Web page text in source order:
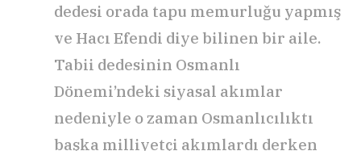
dedesi orada tapu memurluğu yapmış
ve Hacı Efendi diye bilinen bir aile.
Tabii dedesinin Osmanlı
Dönemi’ndeki siyasal akımlar
nedeniyle o zaman Osmanlıcılıktı
başka milliyetçi akımlardı derken